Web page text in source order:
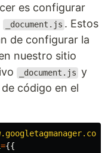
es configurar
_document.js . Estos
de configurar la
nuestro sitio
_document.js y
código en el
={{